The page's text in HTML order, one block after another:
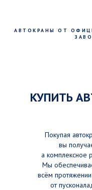
АВТОКРАНЫ ОТ
КУПИТЬ
Покупая
вы
а комплексное
Мы
всём протяжении
от